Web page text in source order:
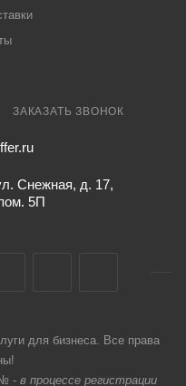
ЗАКАЗАТЬ ЗВОНОК
Снежная, д. 17,
5П
для бизнеса. Все права
№ - в процессе регистрации